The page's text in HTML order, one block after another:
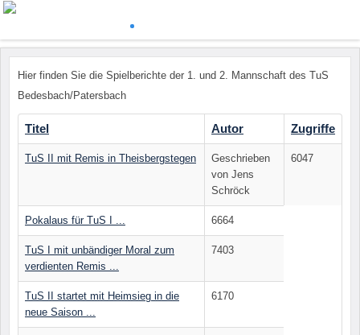
Hier finden Sie die Spielberichte der 1. und 2. Mannschaft des TuS
Bedesbach/Patersbach
Titel Autor Zugriffe
TuS II mit Remis in Theisbergstegen
Geschrieben
von Jens
Schröck
6047
Pokalaus für TuS I ... 6664
TuS I mit unbändiger Moral zum
verdienten Remis ...
7403
TuS II startet mit Heimsieg in die
neue Saison ...
6170